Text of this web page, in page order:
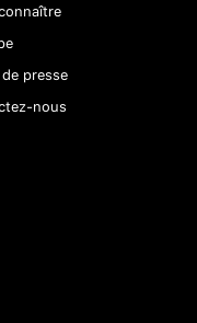
presse
nous